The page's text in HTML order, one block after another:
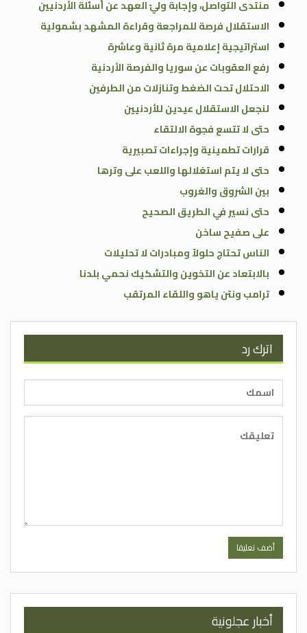
منتدى التواصل، وإجابة وليّ العهد عن أسئلة الأردنيين
الاستقلال فرصة للمراجعة وقراءة المشهد بشمولية
استراتيجية إعلامية مرة ثانية وعاشرة
رفع العقوبات عن سوريا والفرصة الأردنية
الاحتلال تحت الضغط وتنازلات من الطرفين
لنجعل الاستقلال عيدين للأردنيين
حتى لا تتسع فجوة الالتقاء
قرارات تطمينية وإجراءات تصبيرية
حتى لا يتم استغلالها واللعب على وترها
بين الشروق والغروب
حتى نسير في الطريق الصحيح
على صفيح ساخن
الناس تحتاج حلولاً ومبادرات لا تحليلات
بالابتعاد عن التخوين والتشكيك نحمي بلدنا
ترامب ونتن ياهو واللقاء المرتقب
اترك رد
أخبار عجلونية